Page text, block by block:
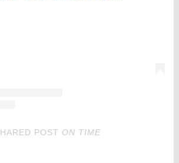
POST ON TIME